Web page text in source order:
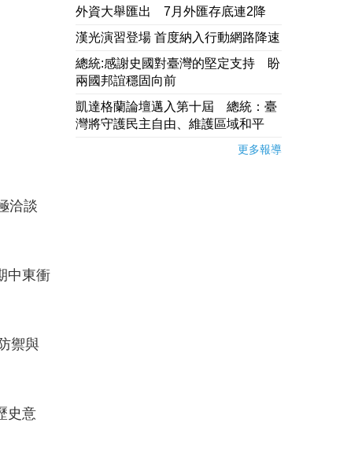
洽談
中東衝
禦與
史意
外資大舉匯出 7月外匯存底連2降
漢光演習登場 首度納入行動網路降速
總統:感謝史國對臺灣的堅定支持 盼
兩國邦誼穩固向前
凱達格蘭論壇邁入第十屆 總統：臺
灣將守護民主自由、維護區域和平
更多報導